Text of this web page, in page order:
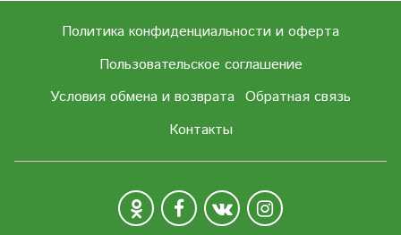
Политика конфиденциальности и оферта
Пользовательское соглашение
Условия обмена и возврата Обратная связь
Контакты